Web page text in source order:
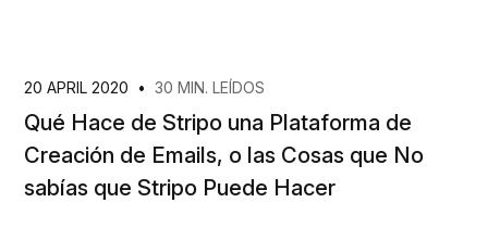
20 APRIL 2020 • 30 MIN. LEÍDOS
Qué Hace de Stripo una Plataforma de
Creación de Emails, o las Cosas que No
sabías que Stripo Puede Hacer